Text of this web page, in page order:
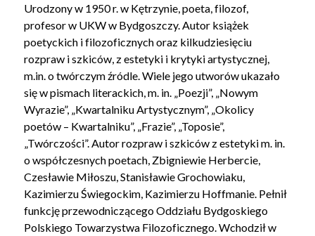
Urodzony w 1950 r. w Kętrzynie, poeta, filozof,
profesor w UKW w Bydgoszczy. Autor książek
poetyckich i filozoficznych oraz kilkudziesięciu
rozpraw i szkiców, z estetyki i krytyki artystycznej,
m.in. o twórczym źródle. Wiele jego utworów ukazało
się w pismach literackich, m. in. „Poezji”, „Nowym
Wyrazie”, „Kwartalniku Artystycznym”, „Okolicy
poetów – Kwartalniku”, „Frazie”, „Toposie”,
„Twórczości”. Autor rozpraw i szkiców z estetyki m. in.
o współczesnych poetach, Zbigniewie Herbercie,
Czesławie Miłoszu, Stanisławie Grochowiaku,
Kazimierzu Świegockim, Kazimierzu Hoffmanie. Pełnił
funkcję przewodniczącego Oddziału Bydgoskiego
Polskiego Towarzystwa Filozoficznego. Wchodził w